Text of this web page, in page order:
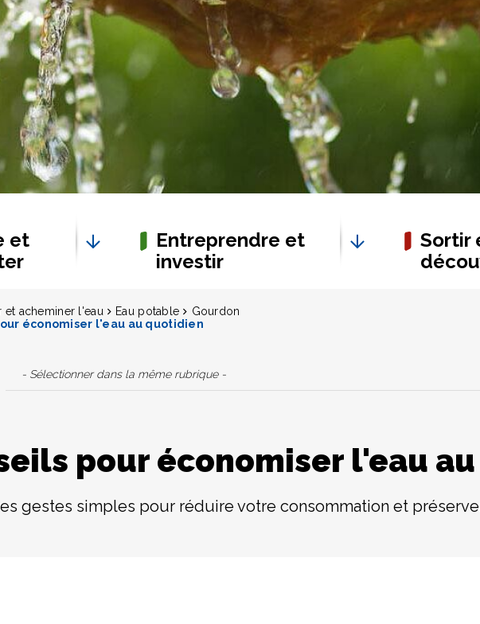
et
Entreprendre et
investir
Sortir
et acheminer l'eau Eau potable
Gourdon
économiser l'eau au quotidien
- Sélectionner dans la même rubrique -
pour économiser l'eau
gestes simples pour réduire votre consommation et